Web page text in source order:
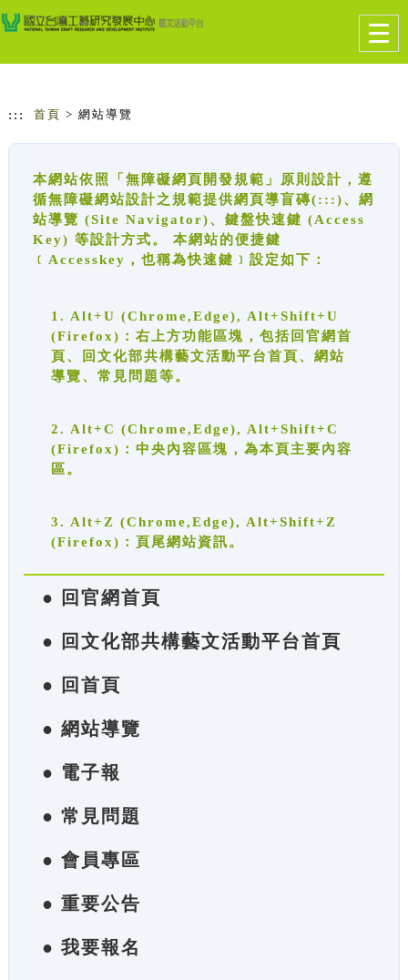
跳到主要內容
網站導覽
::: 首頁 > 網站導覽
本網站依照「無障礙網頁開發規範」原則設計，遵
循無障礙網站設計之規範提供網頁導盲磚(:::)、網
站導覽 (Site Navigator)、鍵盤快速鍵 (Access
Key) 等設計方式。 本網站的便捷鍵
﹝Accesskey，也稱為快速鍵﹞設定如下：
1. Alt+U (Chrome,Edge), Alt+Shift+U
(Firefox)：右上方功能區塊，包括回官網首
頁、回文化部共構藝文活動平台首頁、網站
導覽、常見問題等。
2. Alt+C (Chrome,Edge), Alt+Shift+C
(Firefox)：中央內容區塊，為本頁主要內容
區。
3. Alt+Z (Chrome,Edge), Alt+Shift+Z
(Firefox)：頁尾網站資訊。
● 回官網首頁
● 回文化部共構藝文活動平台首頁
● 回首頁
● 網站導覽
● 電子報
● 常見問題
● 會員專區
● 重要公告
● 我要報名